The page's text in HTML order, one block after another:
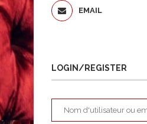
EMAIL
LOGIN/REGISTER